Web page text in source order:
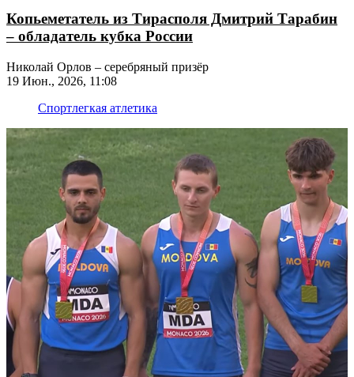
Копьеметатель из Тирасполя Дмитрий Тарабин
– обладатель кубка России
Николай Орлов – серебряный призёр
19 Июн., 2026, 11:08
Спортлегкая атлетика